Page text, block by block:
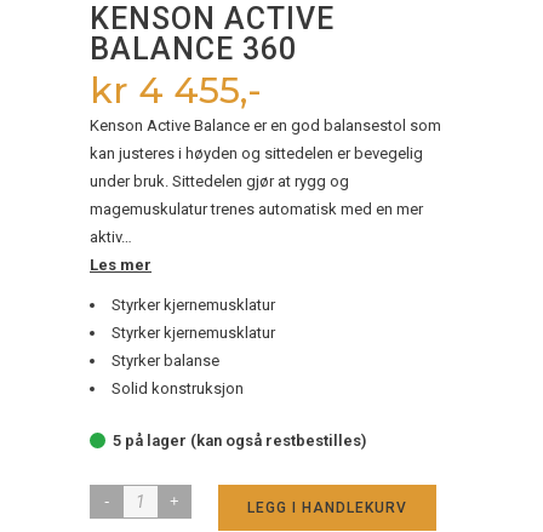
KENSON ACTIVE
BALANCE 360
kr 4 455,-
Kenson Active Balance er en god balansestol som
kan justeres i høyden og sittedelen er bevegelig
under bruk. Sittedelen gjør at rygg og
magemuskulatur trenes automatisk med en mer
aktiv…
Les mer
Styrker kjernemusklatur
Styrker kjernemusklatur
Styrker balanse
Solid konstruksjon
5 på lager (kan også restbestilles)
Kenson
LEGG I HANDLEKURV